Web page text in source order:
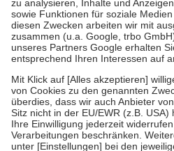
Bei Heilmitteln und häuslicher
Zuzahlung zehn Prozent der Kosten
Verordnung.
Um das Engagement der
stärken und die besondere Stellung
fallenkeine Zuzahlungenan bei:
• Kindern und Jugendlichen bis zum
mit Ausnahme der Fahrkosten
• Untersuchungen zur Vorsorge und
GKV getragen werden